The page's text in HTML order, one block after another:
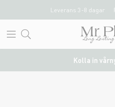
Leverans 3-8 dagar
Kolla in